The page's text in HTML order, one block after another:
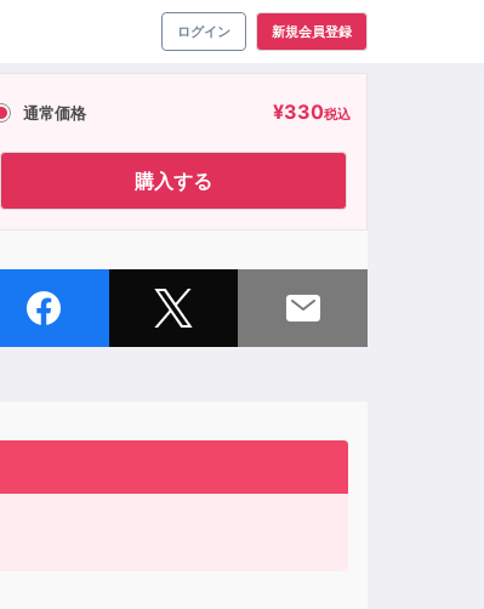
ログイン 新規会員登録
通常価格 ¥330税込
購入する